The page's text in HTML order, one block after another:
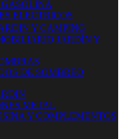
ELECTRICOS
Y CAMPING
JARDÍN Y
DE SOMBREO
METAL
Y COMPLEMENTOS